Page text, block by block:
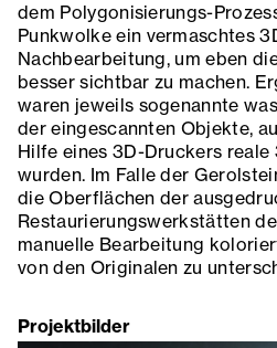
dem Polygonisierungs-
Punkwolke ein vermaschtes
Nachbearbeitung, um eben
besser sichtbar zu machen.
waren jeweils sogenannte
der eingescannten Objekte,
Hilfe eines 3D-Druckers
wurden. Im Falle der
die Oberflächen der
Restaurierungswerkstätten
manuelle Bearbeitung
von den Originalen zu
Projektbilder